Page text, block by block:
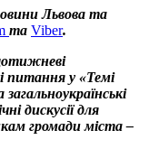
Львова та
та Viber.
питання у «Темі
дискусії для
громади міста –